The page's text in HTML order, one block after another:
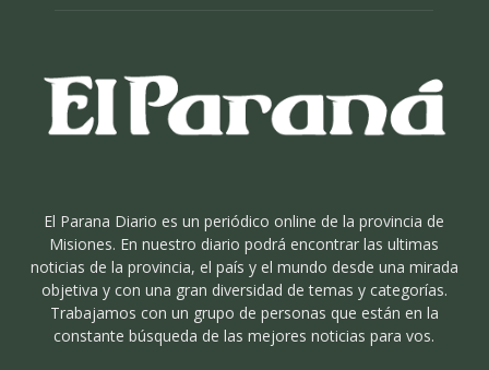
El Parana Diario es un periódico online de la provincia de
Misiones. En nuestro diario podrá encontrar las ultimas
noticias de la provincia, el país y el mundo desde una mirada
objetiva y con una gran diversidad de temas y categorías.
Trabajamos con un grupo de personas que están en la
constante búsqueda de las mejores noticias para vos.